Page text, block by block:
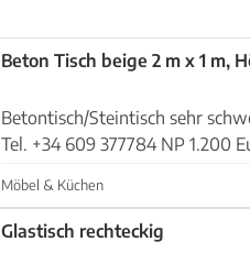
Beton Tisch
Betontisch/Steintisch sehr
Tel. +34 609 377784
Möbel & Küchen
Glastisch rechteckig